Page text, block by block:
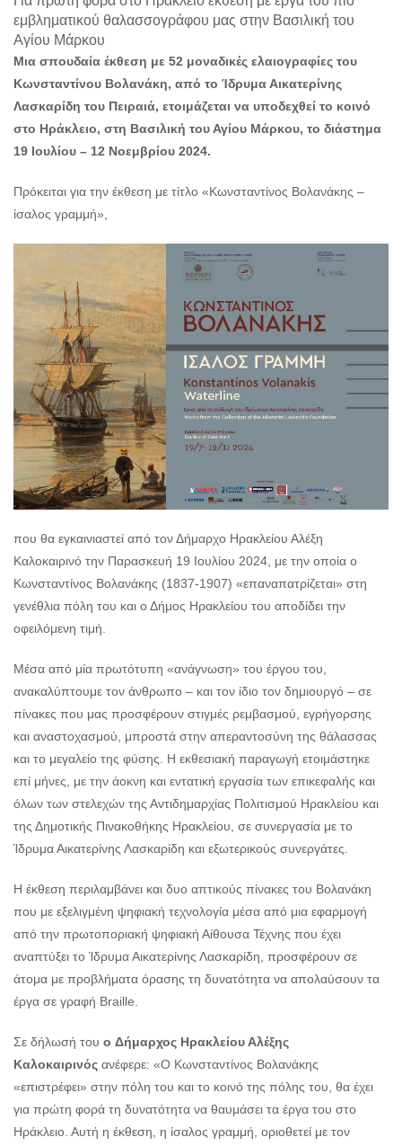
ΤΟΠΟΣ
ΜΑΣ
ΠΟΛΙΤΙΣΜΟΣ
ΠΟΛΗ
εμβληματικού θαλασσογράφου μας στην Βασιλική του
Αγίου Μάρκου
Μια σπουδαία έκθεση με 52 μοναδικές ελαιογραφίες του
Κωνσταντίνου Βολανάκη, από το Ίδρυμα Αικατερίνης
Λασκαρίδη του Πειραιά, ετοιμάζεται να υποδεχθεί το κοινό
στο Ηράκλειο, στη Βασιλική του Αγίου Μάρκου, το διάστημα
19 Ιουλίου – 12 Νοεμβρίου 2024.
Πρόκειται για την έκθεση με τίτλο «Κωνσταντίνος Βολανάκης –
ίσαλος γραμμή»,
που θα εγκαινιαστεί από τον Δήμαρχο Ηρακλείου Αλέξη
Καλοκαιρινό την Παρασκευή 19 Ιουλίου 2024, με την οποία ο
Κωνσταντίνος Βολανάκης (1837-1907) «επαναπατρίζεται» στη
γενέθλια πόλη του και ο Δήμος Ηρακλείου του αποδίδει την
οφειλόμενη τιμή.
Μέσα από μία πρωτότυπη «ανάγνωση» του έργου του,
ανακαλύπτουμε τον άνθρωπο – και τον ίδιο τον δημιουργό – σε
πίνακες που μας προσφέρουν στιγμές ρεμβασμού, εγρήγορσης
και αναστοχασμού, μπροστά στην απεραντοσύνη της θάλασσας
και το μεγαλείο της φύσης. Η εκθεσιακή παραγωγή ετοιμάστηκε
επί μήνες, με την άοκνη και εντατική εργασία των επικεφαλής και
όλων των στελεχών της Αντιδημαρχίας Πολιτισμού Ηρακλείου και
της Δημοτικής Πινακοθήκης Ηρακλείου, σε συνεργασία με το
Ίδρυμα Αικατερίνης Λασκαρίδη και εξωτερικούς συνεργάτες.
H έκθεση περιλαμβάνει και δυο απτικούς πίνακες του Βολανάκη
που με εξελιγμένη ψηφιακή τεχνολογία μέσα από μια εφαρμογή
από την πρωτοποριακή ψηφιακή Αίθουσα Τέχνης που έχει
αναπτύξει το Ίδρυμα Αικατερίνης Λασκαρίδη, προσφέρουν σε
άτομα με προβλήματα όρασης τη δυνατότητα να απολαύσουν τα
έργα σε γραφή Braille.
Σε δήλωσή του ο Δήμαρχος Ηρακλείου Αλέξης
Καλοκαιρινός ανέφερε: «Ο Κωνσταντίνος Βολανάκης
«επιστρέφει» στην πόλη του και το κοινό της πόλης του, θα έχει
για πρώτη φορά τη δυνατότητα να θαυμάσει τα έργα του στο
Ηράκλειο. Αυτή η έκθεση, η ίσαλος γραμμή, οριοθετεί με τον